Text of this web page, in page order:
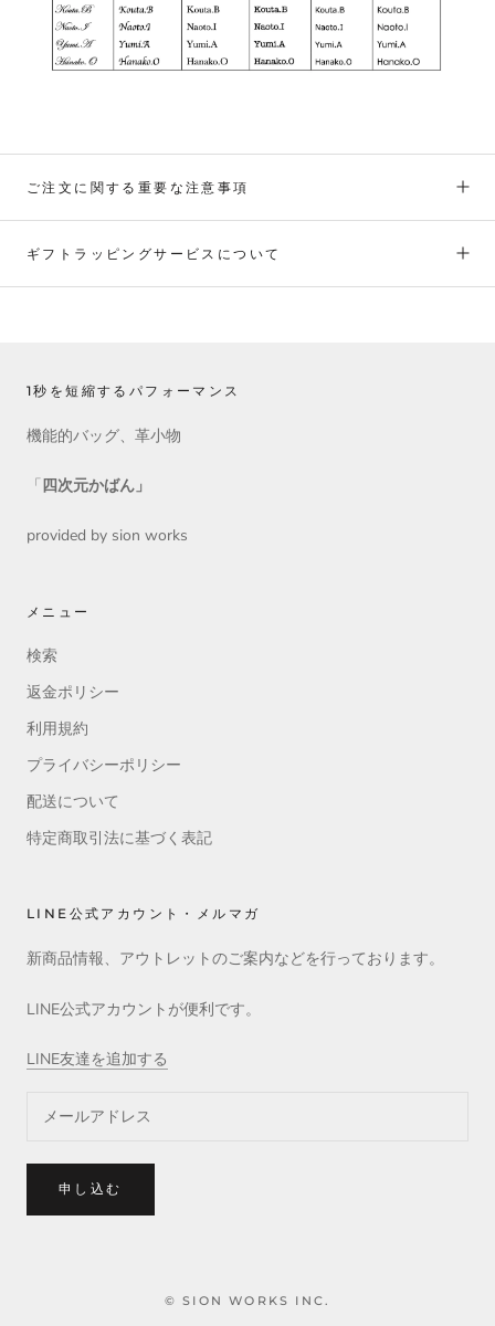
ご注文に関する重要な注意事項
ギフトラッピングサービスについて
1秒を短縮するパフォーマンス
機能的バッグ、革小物
「四次元かばん」
provided by sion works
メニュー
検索
返金ポリシー
利用規約
プライバシーポリシー
配送について
特定商取引法に基づく表記
LINE公式アカウント・メルマガ
新商品情報、アウトレットのご案内などを行っております。
LINE公式アカウントが便利です。
LINE友達を追加する
申し込む
© SION WORKS INC.